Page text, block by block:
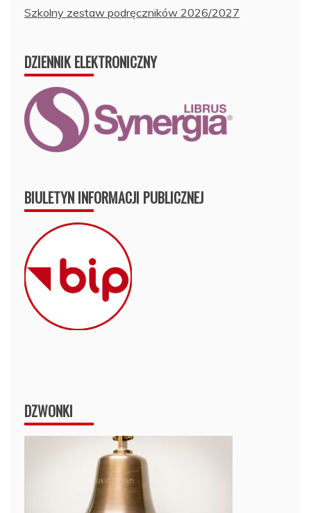
Szkolny zestaw podręczników 2026/2027
DZIENNIK ELEKTRONICZNY
BIULETYN INFORMACJI PUBLICZNEJ
DZWONKI